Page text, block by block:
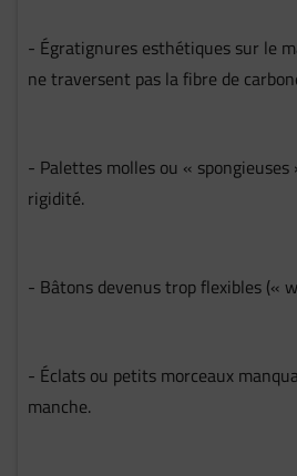
- Égratignures esthétiques sur le
ne traversent pas la fibre de
- Palettes molles ou «
rigidité.
- Bâtons devenus trop flexibles («
- Éclats ou petits morceaux
manche.